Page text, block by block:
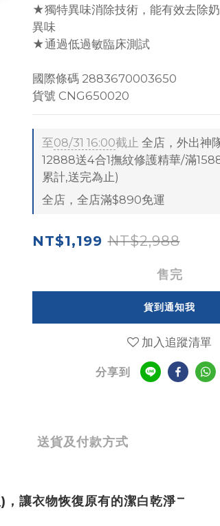
★獨特異味消除技術，能有效去除
異味
★通過低過敏臨床測試
國際條碼 2883670003650
貨號 CNG650020
至08/31 16:00截止 全店，外出神
12888送4合1撫紋修護精華/滿
累計,送完為止)
全店，全店滿$890免運
NT$1,199 NT$2,988
售完
貨到通知我
加入追蹤清單
分享到
送貨及付款方式
讓衣物恢復原有的潔白乾淨-